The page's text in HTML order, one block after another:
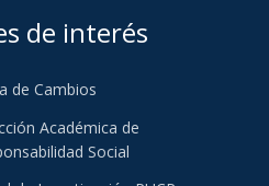
de interés
de Cambios
Académica de
Social